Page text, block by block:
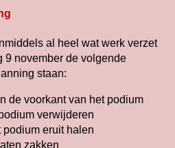
al heel wat werk verzet
9 november de volgende
staan:
de voorkant van het podium
verwijderen
podium eruit halen
zakken